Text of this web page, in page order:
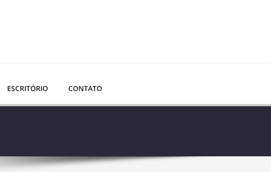
ESCRITÓRIO CONTATO